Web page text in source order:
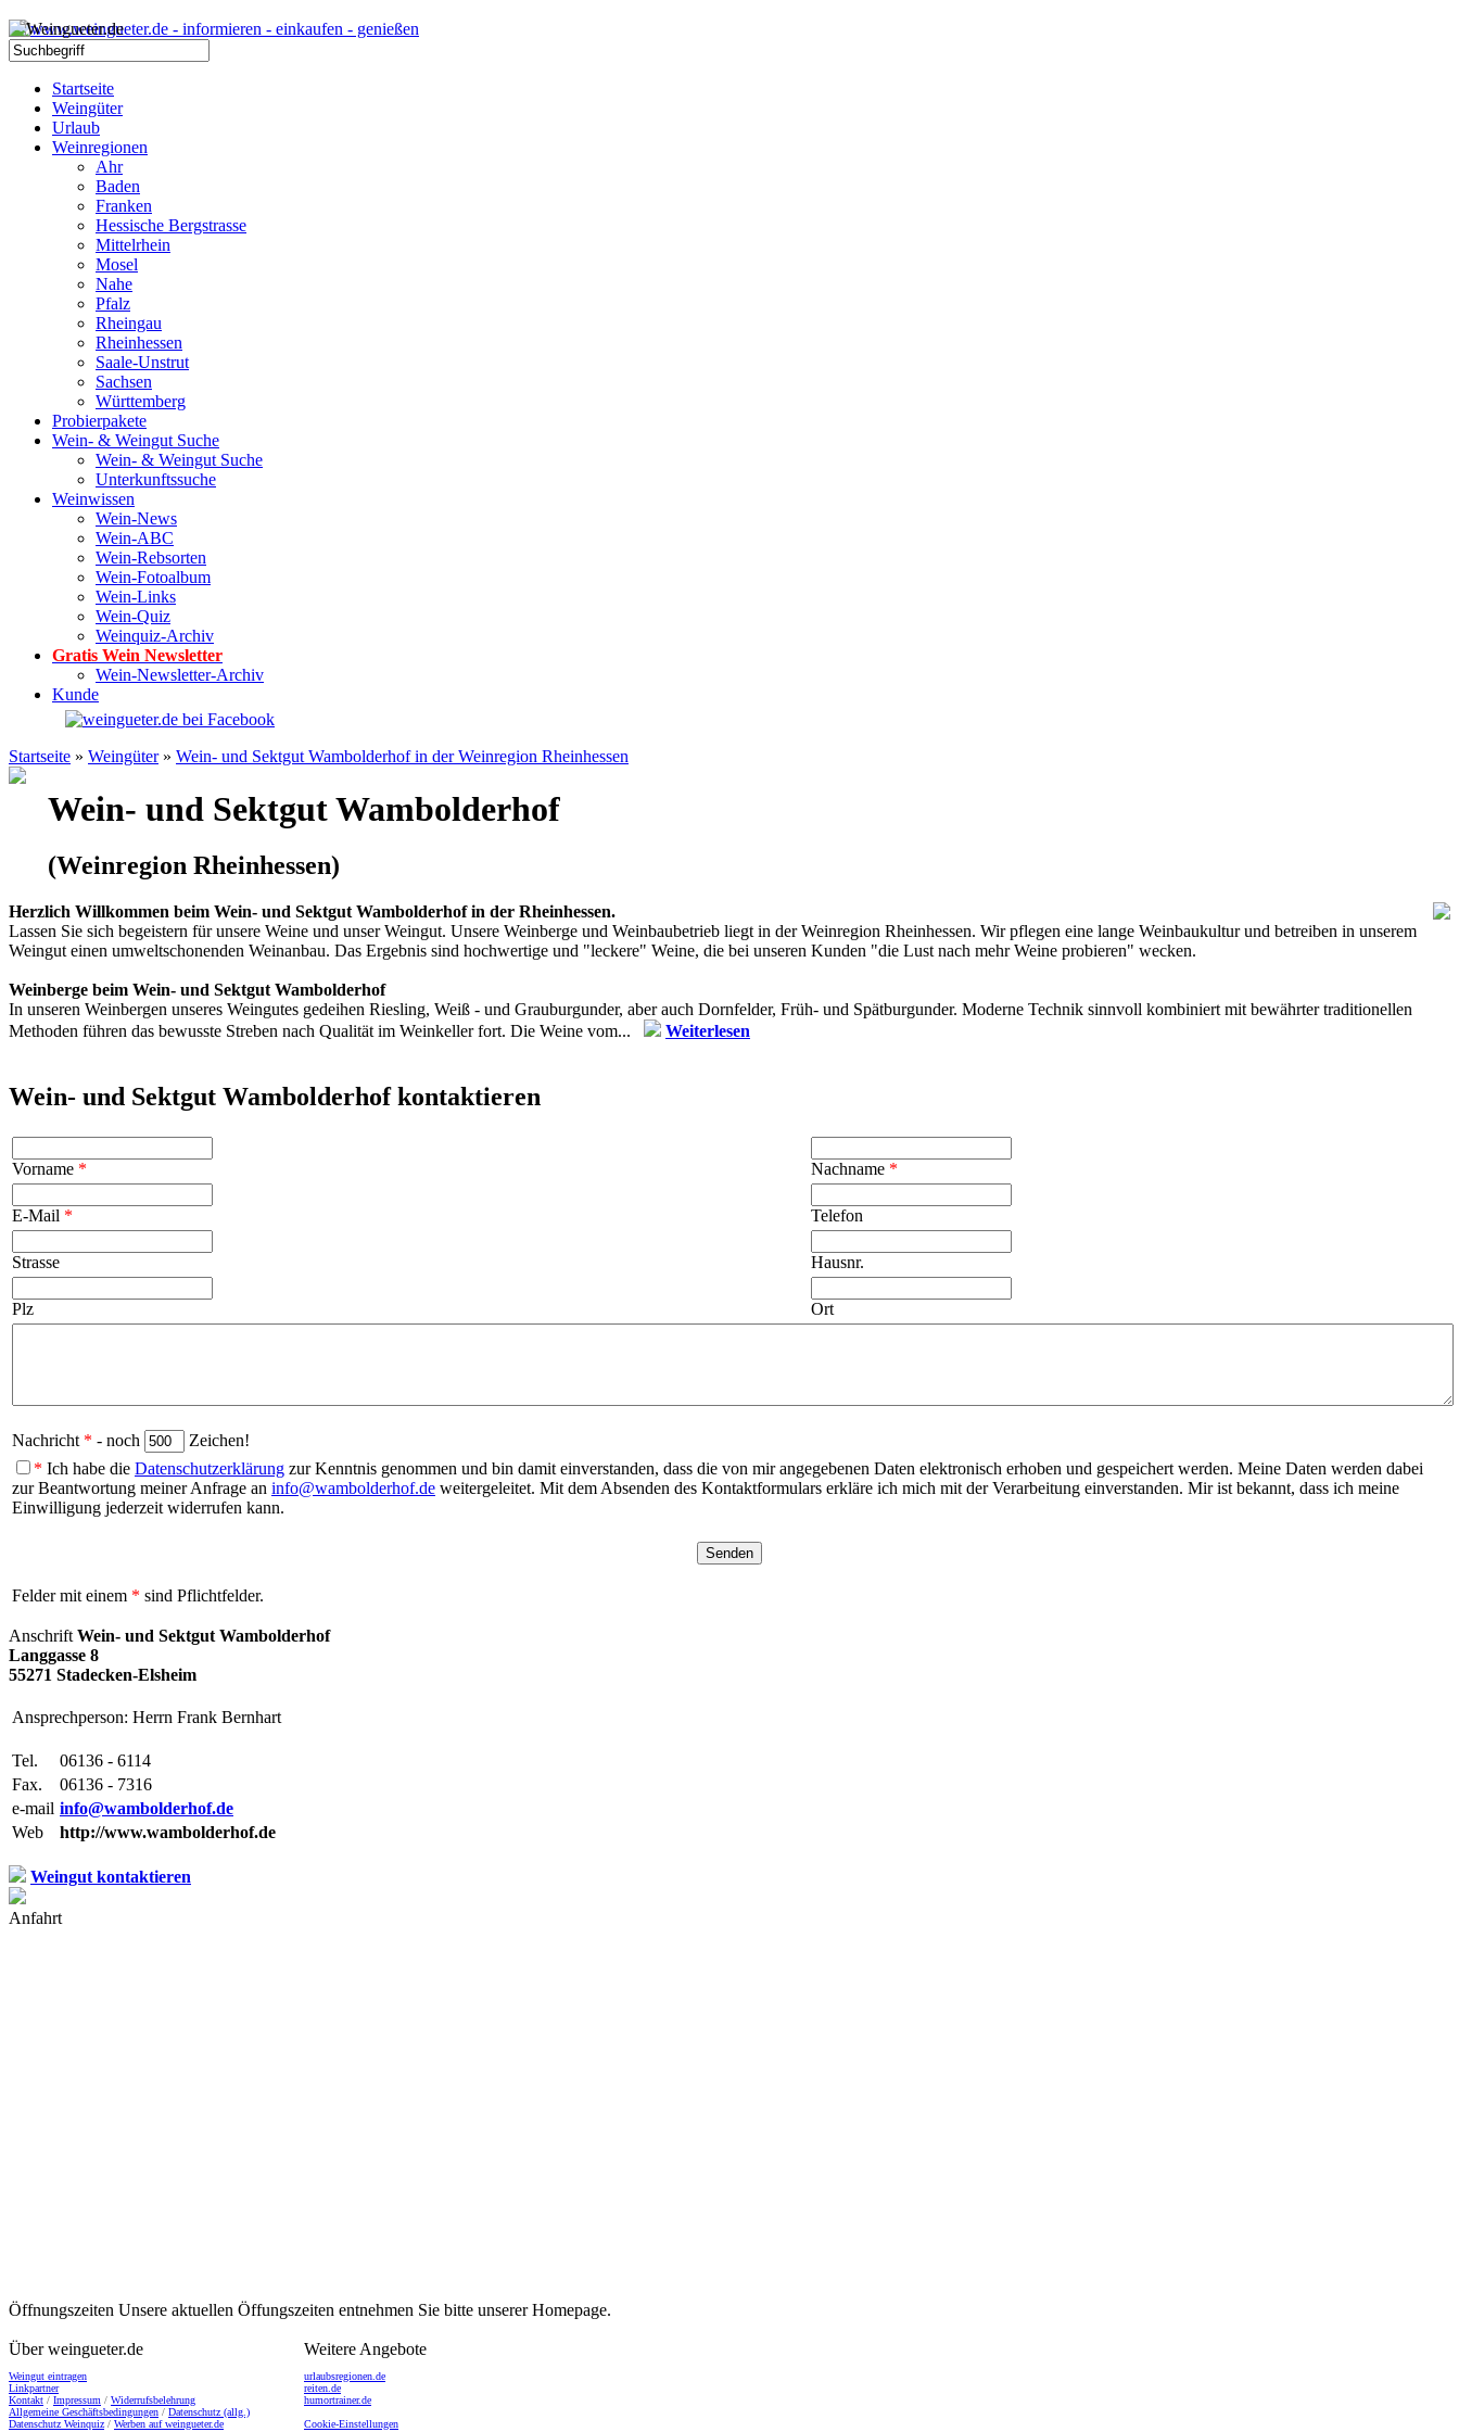
Startseite
Weingüter
Urlaub
Weinregionen
Ahr
Baden
Franken
Hessische Bergstrasse
Mittelrhein
Mosel
Nahe
Pfalz
Rheingau
Rheinhessen
Saale-Unstrut
Sachsen
Württemberg
Probierpakete
Wein- & Weingut Suche
Wein- & Weingut Suche
Unterkunftssuche
Weinwissen
Wein-News
Wein-ABC
Wein-Rebsorten
Wein-Fotoalbum
Wein-Links
Wein-Quiz
Weinquiz-Archiv
Gratis Wein Newsletter
Wein-Newsletter-Archiv
Kunde
Startseite » Weingüter » Wein- und Sektgut Wambolderhof in der Weinregion Rheinhessen
Wein- und Sektgut Wambolderhof
(Weinregion Rheinhessen)
Herzlich Willkommen beim Wein- und Sektgut Wambolderhof in der Rheinhessen.
Lassen Sie sich begeistern für unsere Weine und unser Weingut. Unsere Weinberge und Weinbaubetrieb liegt in der Weinregion Rheinhessen. Wir pflegen eine lange Weinbaukultur und betreiben in unserem
Weingut einen umweltschonenden Weinanbau. Das Ergebnis sind hochwertige und "leckere" Weine, die bei unseren Kunden "die Lust nach mehr Weine probieren" wecken.
Weinberge beim Wein- und Sektgut Wambolderhof
In unseren Weinbergen unseres Weingutes gedeihen Riesling, Weiß - und Grauburgunder, aber auch Dornfelder, Früh- und Spätburgunder. Moderne Technik sinnvoll kombiniert mit bewährter traditionellen
Methoden führen das bewusste Streben nach Qualität im Weinkeller fort. Die Weine vom...
Weiterlesen
Wein- und Sektgut Wambolderhof kontaktieren
Vorname * Nachname *
E-Mail * Telefon
Strasse Hausnr.
Plz Ort
Nachricht * - noch
Zeichen!
* Ich habe die Datenschutzerklärung zur Kenntnis genommen und bin damit einverstanden, dass die von mir angegebenen Daten elektronisch erhoben und gespeichert werden. Meine Daten werden dabei
zur Beantwortung meiner Anfrage an info@wambolderhof.de weitergeleitet. Mit dem Absenden des Kontaktformulars erkläre ich mich mit der Verarbeitung einverstanden. Mir ist bekannt, dass ich meine
Einwilligung jederzeit widerrufen kann.
Felder mit einem * sind Pflichtfelder.
Anschrift Wein- und Sektgut Wambolderhof
Langgasse 8
55271 Stadecken-Elsheim
Ansprechperson: Herrn Frank Bernhart
Tel.
06136 - 6114
Fax.
06136 - 7316
e-mail info@wambolderhof.de
Web
http://www.wambolderhof.de
Weingut kontaktieren
Anfahrt
Öffnungszeiten Unsere aktuellen Öffungszeiten entnehmen Sie bitte unserer Homepage.
Über weingueter.de
Weingut eintragen
Linkpartner
Kontakt / Impressum / Widerrufsbelehrung
Allgemeine Geschäftsbedingungen / Datenschutz (allg.)
Datenschutz Weinquiz / Werben auf weingueter.de
Weitere Angebote
urlaubsregionen.de
reiten.de
humortrainer.de
Cookie-Einstellungen